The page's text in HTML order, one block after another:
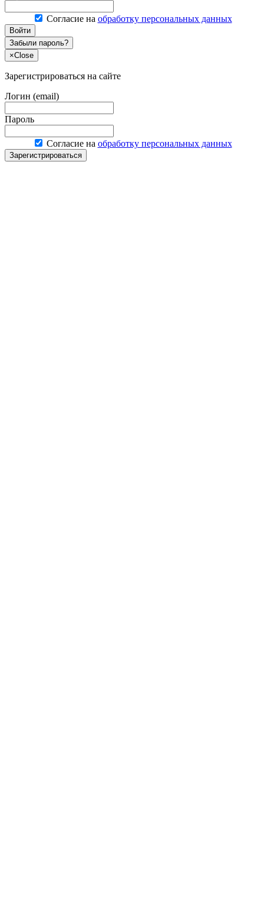
Согласие на обработку персональных данных
Войти
Забыли пароль?
×Close
Зарегистрироваться на сайте
Логин (email)
Пароль
Согласие на обработку персональных данных
Зарегистрироваться